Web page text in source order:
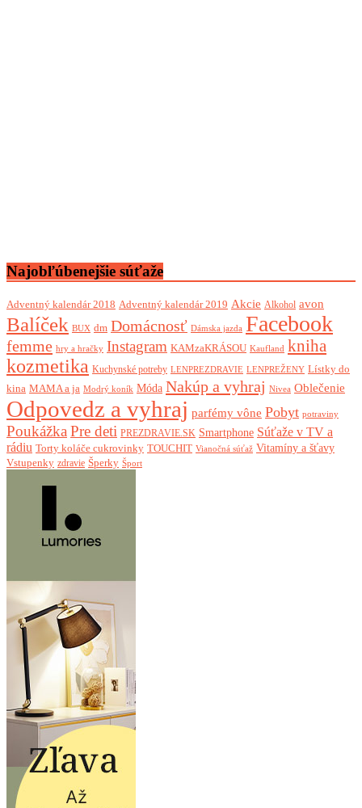
Najobľúbenejšie súťaže
Adventný kalendár 2018 Adventný kalendár 2019 Akcie Alkohol avon
Balíček BUX dm Domácnosť Dámska jazda Facebook
femme hry a hračky Instagram KAMzaKRÁSOU Kaufland kniha
kozmetika Kuchynské potreby LENPREZDRAVIE LENPREŽENY Lístky do
kina MAMA a ja Modrý koník Móda Nakúp a vyhraj Nivea Oblečenie
Odpovedz a vyhraj parfémy vône Pobyt potraviny
PoukážkaPre deti PREZDRAVIE.SK Smartphone Súťaže v TV a
rádiu Torty koláče cukrovinky TOUCHIT Vianočná súťaž Vitamíny a šťavy
Vstupenky zdravie Šperky Šport